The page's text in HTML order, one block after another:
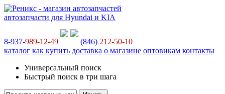
автозапчасти для Hyundai и KIA
8-937-989-12-49 (846) 212-50-10
каталог как купить доставка о магазине оптовикам контакты
Универсальный поиск
Быстрый поиск в три шага